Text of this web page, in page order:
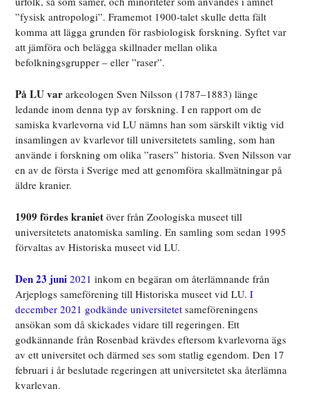
”fysisk antropologi”. Framemot 1900-talet skulle detta fält
komma att lägga grunden för rasbiologisk forskning. Syftet var
att jämföra och belägga skillnader mellan olika
befolkningsgrupper – eller ”raser”.
På LU vararkeologen Sven Nilsson (1787–1883) länge
ledande inom denna typ av forskning. I en rapport om de
samiska kvarlevorna vid LU nämns han som särskilt viktig vid
insamlingen av kvarlevor till universitetets samling, som han
använde i forskning om olika ”rasers” historia. Sven Nilsson var
en av de första i Sverige med att genomföra skallmätningar på
äldre kranier.
1909 fördes kranietöver från Zoologiska museet till
universitetets anatomiska samling. En samling som sedan 1995
förvaltas av Historiska museet vid LU.
Den 23 juni 2021 inkom en begäran om återlämnande från
Arjeplogs sameförening till Historiska museet vid LU.I
december 2021 godkände universitetet sameföreningens
ansökan som då skickades vidare till regeringen. Ett
godkännande från Rosenbad krävdes eftersom kvarlevorna ägs
av ett universitet och därmed ses som statlig egendom. Den 17
februari i år beslutade regeringen att universitetet ska återlämna
kvarlevan.